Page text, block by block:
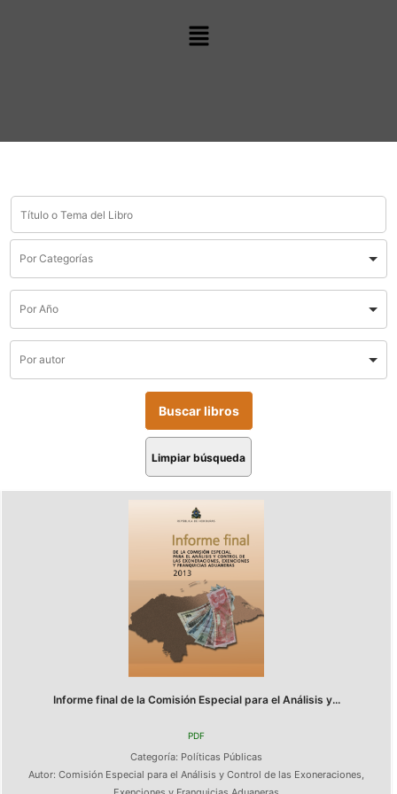
Limpiar búsqueda
Informe final de la Comisión Especial para el Análisis y...
PDF
Categoría: Políticas Públicas
Autor: Comisión Especial para el Análisis y Control de las Exoneraciones,